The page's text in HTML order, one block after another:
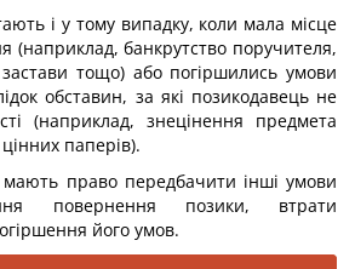
і у тому випадку, коли мала місце
(наприклад, банкрутство поручителя,
тощо) або погіршились умови
обставин, за які позикодавець не
(наприклад, знецінення предмета
паперів).
мають право передбачити інші умови
повернення позики, втрати
його умов.